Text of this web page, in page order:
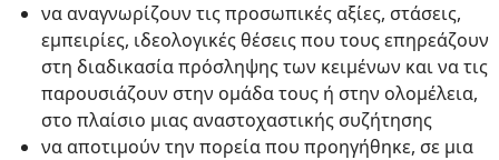
να αναγνωρίζουν τις προσωπικές αξίες, στάσεις,
εμπειρίες, ιδεολογικές θέσεις που τους επηρεάζουν
στη διαδικασία πρόσληψης των κειμένων και να τις
παρουσιάζουν στην ομάδα τους ή στην ολομέλεια,
στο πλαίσιο μιας αναστοχαστικής συζήτησης
να αποτιμούν την πορεία που προηγήθηκε, σε μια